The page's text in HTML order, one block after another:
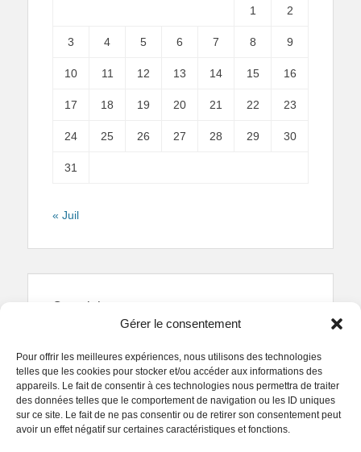
Gérer le consentement
Pour offrir les meilleures expériences, nous utilisons des technologies
telles que les cookies pour stocker et/ou accéder aux informations des
appareils. Le fait de consentir à ces technologies nous permettra de traiter
des données telles que le comportement de navigation ou les ID uniques
sur ce site. Le fait de ne pas consentir ou de retirer son consentement peut
avoir un effet négatif sur certaines caractéristiques et fonctions.
1 2
3 4 5 6 7 8 9
10 11 12 13 14 15 16
17 18 19 20 21 22 23
24 25 26 27 28 29 30
31
« Juil
Copyright
Reproduction interdite.Textes et photographies
© Regards Parisiens 2011-2026.